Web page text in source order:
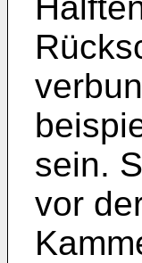
sein.
vor